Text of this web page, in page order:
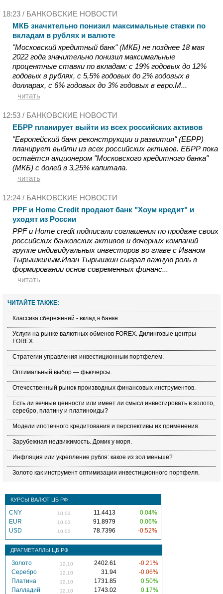
18:23 / БАНКОВСКИЕ НОВОСТИ
МКБ значительно понизил максимальные ставки по
вкладам в рублях и валюте
"Московский кредитный банк" (МКБ) не позднее 18 мая
2022 года значительно понизил максимальные
процентные ставки по вкладам: с 19% годовых до 12%
годовых в рублях, с 5,5% годовых до 2% годовых в
долларах, с 6% годовых до 3% годовых в евро.М...
читать
12:53 / БАНКОВСКИЕ НОВОСТИ
ЕБРР планирует выйти из всех российских активов
"Европейский банк реконструкции и развития" (ЕБРР)
планирует выйти из всех российских активов. ЕБРР пока
остаётся акционером "Московского кредитного банка"
(МКБ) с долей в 3,25% капитала.
читать
12:24 / БАНКОВСКИЕ НОВОСТИ
PPF и Home Credit продают банк "Хоум кредит" и
уходят из России
PPF и Home credit подписали соглашения по продаже своих
российских банковских активов и дочерних компаний
группе индивидуальных инвесторов во главе с Иваном
Тырышкиным.Иван Тырышкин сыграл важную роль в
формировании основ современных финанс...
читать
ЧИТАЙТЕ ТАКЖЕ:
Классика сбережений - вклад в банке.
Услуги на рынке валютных обменов FOREX. Дилинговые центры
FOREX.
Стратегии управления инвестиционным портфелем.
Оптимальный выбор — фьючерсы.
Отечественный рынок производных финансовых инструментов.
Есть ли вечные ценности или имеет ли смысл инвестировать в золото,
серебро, платину и платиноиды?
Модели ипотечного кредитования и перспективы их применения.
Зарубежная недвижимость. Домик у моря.
Инфляция или укрепление рубля: какое из зол меньше?
Золото как инструмент оптимизации инвестиционного портфеля.
КУРСЫ ВАЛЮТ ЦБ РФ
CNY 10.03 11.4413
0.04%
EUR
10.03 91.8979
0.06%
USD
10.03 78.7396 -0.52%
ДРАГМЕТАЛЛЫ ЦБ РФ
Золото 12.10 2402.61
-0.21%
Серебро
12.10 31.94
-0.06%
Платина
12.10 1731.85
0.50%
Палладий
12.10 1743.02 0.17%